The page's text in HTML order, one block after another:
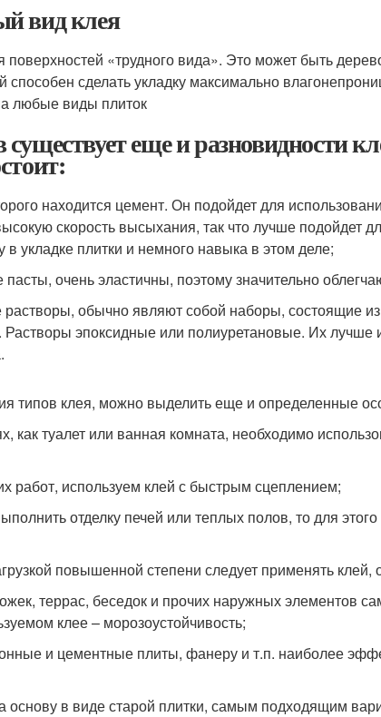
вид клея
поверхностей «трудного вида». Это может быть
способен сделать укладку максимально
любые виды плиток
еще и разновидности
находится цемент. Он подойдет для
скорость высыхания, так что лучше подойдет
в укладке плитки и немного навыка в этом деле;
очень эластичны, поэтому значительно
обычно являют собой наборы, состоящие
эпоксидные или полиуретановые. Их лучше
типов клея, можно выделить еще и определенные
как туалет или ванная комната, необходимо
работ, используем клей с быстрым сцеплением;
отделку печей или теплых полов, то для
повышенной степени следует применять
террас, беседок и прочих наружных элементов
клее – морозоустойчивость;
и цементные плиты, фанеру и т.п. наиболее
основу в виде старой плитки, самым подходящим